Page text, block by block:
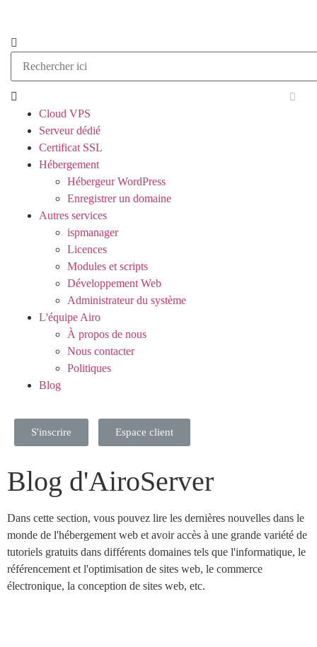
Cloud VPS
Serveur dédié
Certificat SSL
Hébergement
Hébergeur WordPress
Enregistrer un domaine
Autres services
ispmanager
Licences
Modules et scripts
Développement Web
Administrateur du système
L'équipe Airo
À propos de nous
Nous contacter
Politiques
Blog
S'inscrire Espace client
Blog d'AiroServer
Dans cette section, vous pouvez lire les dernières nouvelles dans le
monde de l'hébergement web et avoir accès à une grande variété de
tutoriels gratuits dans différents domaines tels que l'informatique, le
référencement et l'optimisation de sites web, le commerce
électronique, la conception de sites web, etc.